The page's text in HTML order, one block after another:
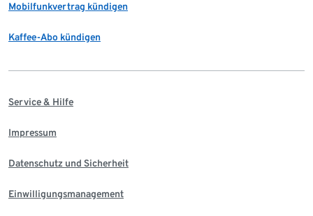
Mobilfunkvertrag kündigen
Kaffee-Abo kündigen
Service & Hilfe
Impressum
Datenschutz und Sicherheit
Einwilligungsmanagement